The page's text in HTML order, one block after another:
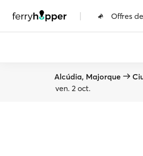
| Offres
Alcúdia, Majorque
ven. 2 oct.